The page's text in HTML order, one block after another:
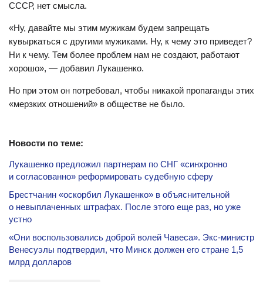
СССР, нет смысла.
«Ну, давайте мы этим мужикам будем запрещать
кувыркаться с другими мужиками. Ну, к чему это приведет?
Ни к чему. Тем более проблем нам не создают, работают
хорошо», — добавил Лукашенко.
Но при этом он потребовал, чтобы никакой пропаганды этих
«мерзких отношений» в обществе не было.
Новости по теме:
Лукашенко предложил партнерам по СНГ «синхронно
и согласованно» реформировать судебную сферу
Брестчанин «оскорбил Лукашенко» в объяснительной
о невыплаченных штрафах. После этого еще раз, но уже
устно
«Они воспользовались доброй волей Чавеса». Экс-министр
Венесуэлы подтвердил, что Минск должен его стране 1,5
млрд долларов